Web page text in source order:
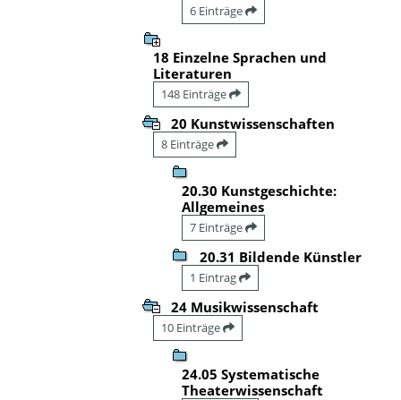
6 Einträge
18 Einzelne Sprachen und
Literaturen
148 Einträge
20 Kunstwissenschaften
8 Einträge
20.30 Kunstgeschichte:
Allgemeines
7 Einträge
20.31 Bildende Künstler
1 Eintrag
24 Musikwissenschaft
10 Einträge
24.05 Systematische
Theaterwissenschaft